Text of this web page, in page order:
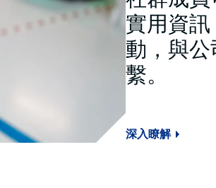
實用資
動，與
繫。
深入瞭解